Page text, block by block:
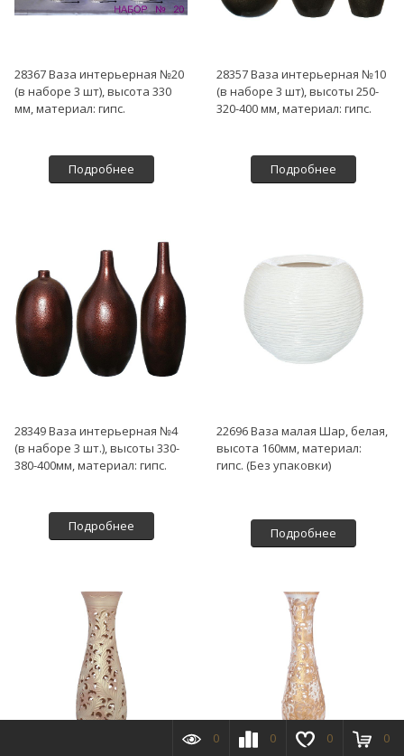
28367 Ваза интерьерная №20
(в наборе 3 шт), высота 330
мм, материал: гипс.
Подробнее
28357 Ваза интерьерная №10
(в наборе 3 шт), высоты 250-
320-400 мм, материал: гипс.
Подробнее
28349 Ваза интерьерная №4
(в наборе 3 шт.), высоты 330-
380-400мм, материал: гипс.
Подробнее
22696 Ваза малая Шар, белая,
высота 160мм, материал:
гипс. (Без упаковки)
Подробнее
0 0 0 0